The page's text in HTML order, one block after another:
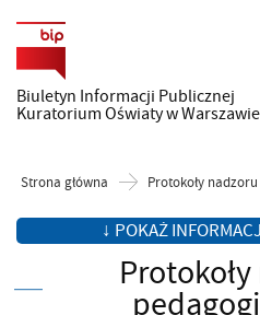
Biuletyn Informacji Publicznej
Kuratorium Oświaty w Warszawie
Strona główna Protokoły
↓ POKAŻ